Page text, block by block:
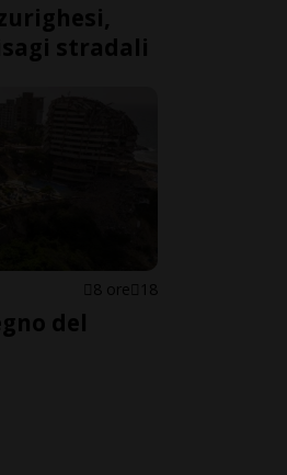
stradali
8 ore 18
del